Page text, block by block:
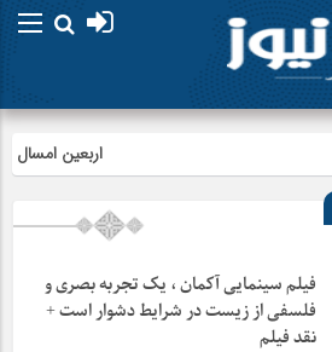
اربعین امسال
فیلم سینمایی آکمان ، یک تجربه بصری و
فلسفی از زیست در شرایط دشوار است +
نقد فیلم